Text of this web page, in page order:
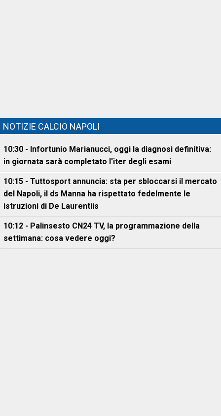
NOTIZIE CALCIO NAPOLI
10:30 - Infortunio Marianucci, oggi la diagnosi definitiva:
in giornata sarà completato l'iter degli esami
10:15 - Tuttosport annuncia: sta per sbloccarsi il mercato
del Napoli, il ds Manna ha rispettato fedelmente le
istruzioni di De Laurentiis
10:12 - Palinsesto CN24 TV, la programmazione della
settimana: cosa vedere oggi?